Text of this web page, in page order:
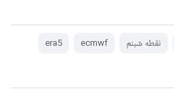
نقطه شبنم ecmwf
era5